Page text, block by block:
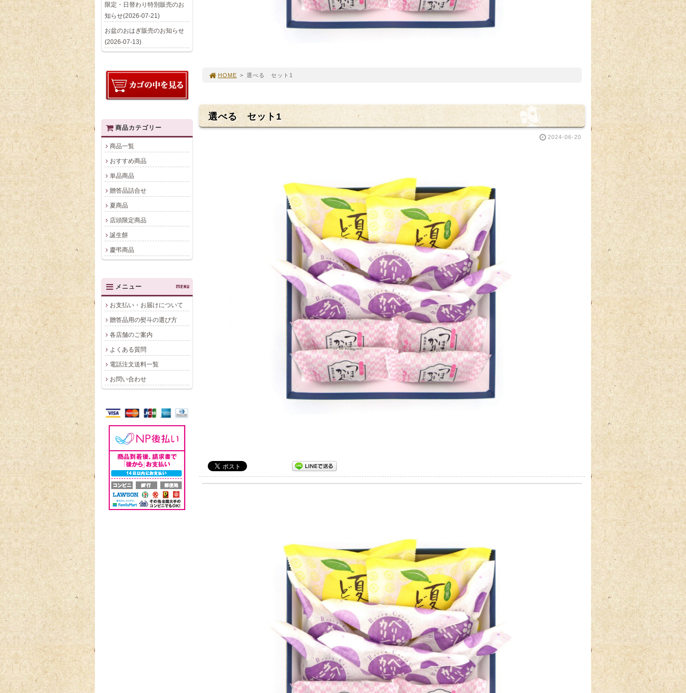
HOME > 選べる セット1
選べる セット1
2024-06-20
限定・日替わり特別販売のお
知らせ(2026-07-21)
お盆のおはぎ販売のお知らせ
(2026-07-13)
商品カテゴリー
商品一覧
おすすめ商品
単品商品
贈答品詰合せ
夏商品
店頭限定商品
誕生餅
慶弔商品
メニュー MENU
お支払い・お届けについて
贈答品用の熨斗の選び方
各店舗のご案内
よくある質問
電話注文送料一覧
お問い合わせ